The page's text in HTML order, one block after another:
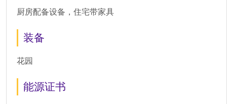
厨房配备设备，住宅带家具
装备
花园
能源证书